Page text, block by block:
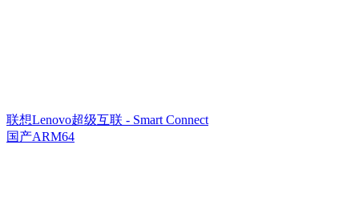
联想Lenovo超级互联 - Smart Connect
国产ARM64